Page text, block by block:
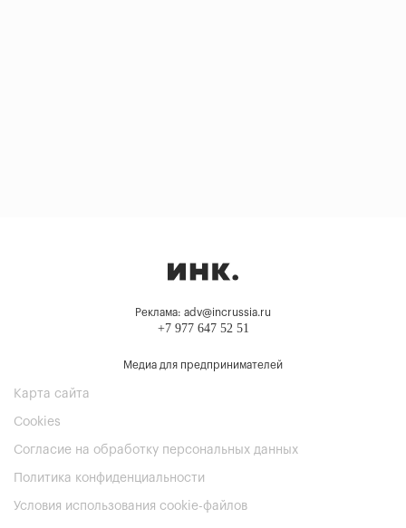
Реклама: adv@incrussia.ru
+7 977 647 52 51
Медиа для предпринимателей
Карта сайта
Cookies
Согласие на обработку персональных данных
Политика конфиденциальности
Условия использования cookie-файлов